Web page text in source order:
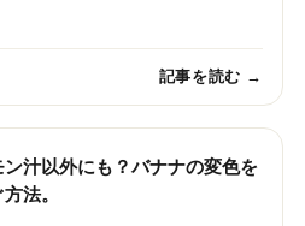
記事を読む →
ン汁以外にも？バナナの変色を
法。